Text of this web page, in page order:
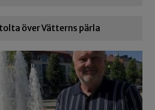
över Vätterns pärla